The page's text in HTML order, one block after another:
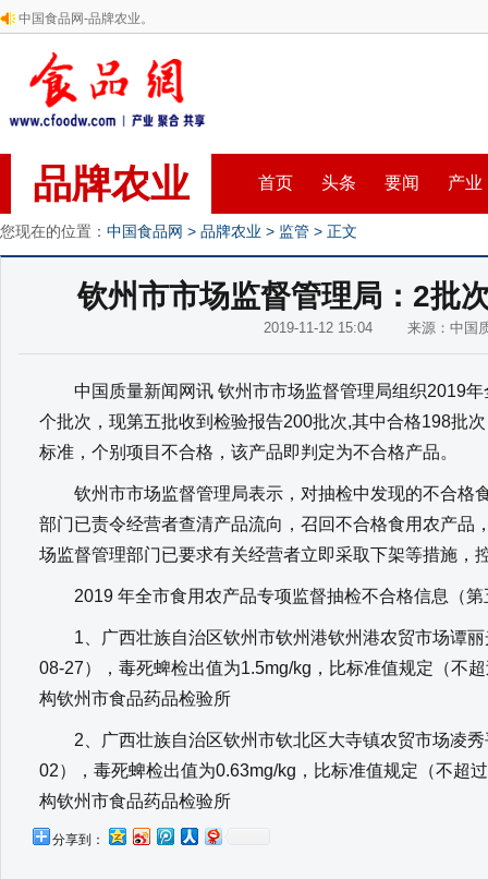
中国食品网-品牌农业。
品牌农业 首页 头条 要闻 产业
您现在的位置： 中国食品网 > 品牌农业 > 监管 > 正文
钦州市市场监督管理局：2批
2019-11-12 15:04 来源：中国
中国质量新闻网讯 钦州市市场监督管理局组织2019年
个批次，现第五批收到检验报告200批次,其中合格198批
标准，个别项目不合格，该产品即判定为不合格产品。
钦州市市场监督管理局表示，对抽检中发现的不合格
部门已责令经营者查清产品流向，召回不合格食用农产品
场监督管理部门已要求有关经营者立即采取下架等措施，
2019 年全市食用农产品专项监督抽检不合格信息（第
1、广西壮族自治区钦州市钦州港钦州港农贸市场谭丽
08-27），毒死蜱检出值为1.5mg/kg，比标准值规定（不
构钦州市食品药品检验所
2、广西壮族自治区钦州市钦北区大寺镇农贸市场凌秀
02），毒死蜱检出值为0.63mg/kg，比标准值规定（不超
构钦州市食品药品检验所
分享到：